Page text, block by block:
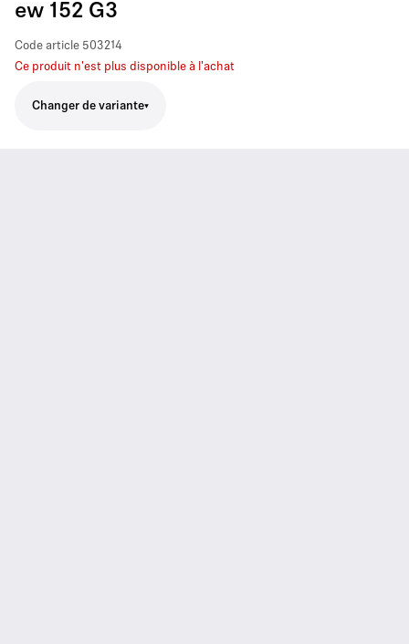
ew 152 G3
Code article 503214
Ce produit n'est plus disponible à l'achat
Changer de variante